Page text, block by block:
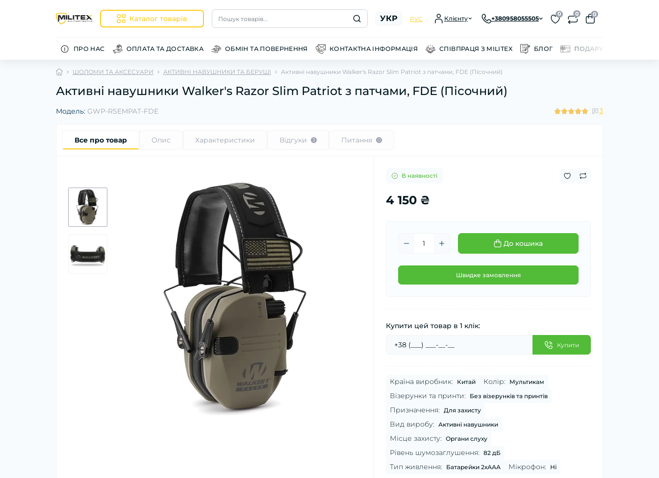
Каталог товарів Пошук товарів... УКР РУС Клієнту +380958055505
0 0 0
ПРО НАС ОПЛАТА ТА ДОСТАВКА ОБМІН ТА ПОВЕРНЕННЯ КОНТАКТНА ІНФОРМАЦІЯ СПІВПРАЦЯ З MILITEX БЛОГ ПОДАРУНКОВІ
ШОЛОМИ ТА АКСЕСУАРИ АКТИВНІ НАВУШНИКИ ТА БЕРУШІ Активні навушники Walker's Razor Slim Patriot з патчами, FDE (Пісочний)
Активні навушники Walker's Razor Slim Patriot з патчами, FDE (Пісочний)
Модель: GWP-RSEMPAT-FDE 3
Все про товар Опис Характеристики Відгуки 3 Питання 0
В наявності
4 150 ₴
До кошика
Швидке замовлення
Купити цей товар в 1 клік:
Купити
Країна виробник: Китай Колір: Мультикам
Візерунки та принти: Без візерунків та принтів
Призначення: Для захисту
Вид виробу: Активні навушники
Місце захисту: Органи слуху
Рівень шумозаглушення: 82 дБ
Тип живлення: Батарейки 2хААА Мікрофон: Ні